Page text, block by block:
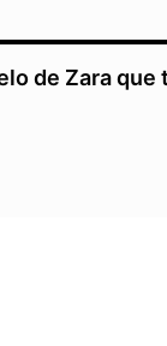
de Zara que